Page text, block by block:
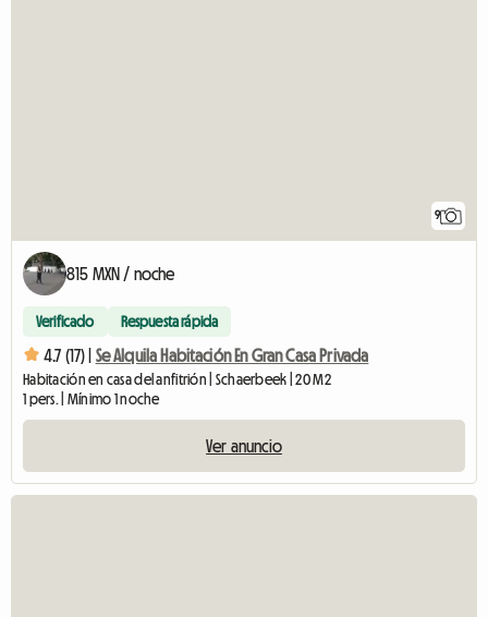
9
815 MXN / noche
Verificado Respuesta rápida
4.7 (17) | Se Alquila Habitación En Gran Casa Privada
Habitación en casa del anfitrión | Schaerbeek | 20 M2
1 pers. | Mínimo 1 noche
Ver anuncio